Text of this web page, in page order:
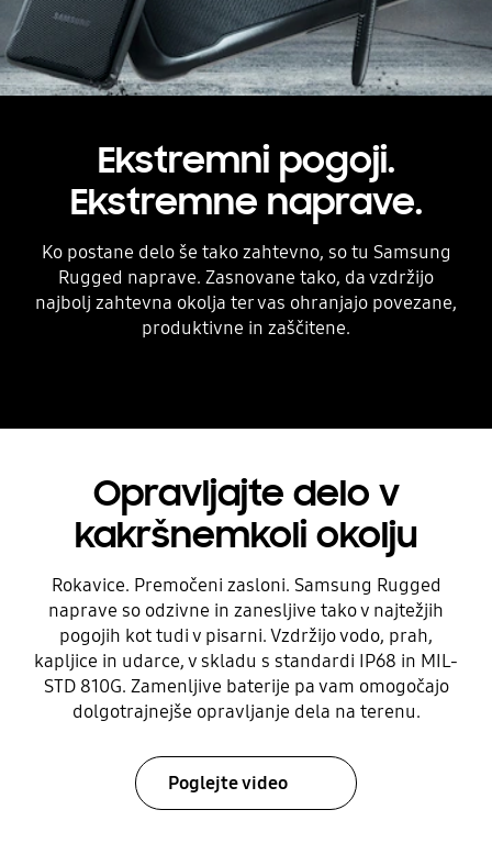
Ekstremni pogoji.
Ekstremne naprave.
Ko postane delo še tako zahtevno, so tu Samsung
Rugged naprave. Zasnovane tako, da vzdržijo
najbolj zahtevna okolja ter vas ohranjajo povezane,
produktivne in zaščitene.
Opravljajte delo v
kakršnemkoli okolju
Rokavice. Premočeni zasloni. Samsung Rugged
naprave so odzivne in zanesljive tako v najtežjih
pogojih kot tudi v pisarni. Vzdržijo vodo, prah,
kapljice in udarce, v skladu s standardi IP68 in MIL-
STD 810G. Zamenljive baterije pa vam omogočajo
dolgotrajnejše opravljanje dela na terenu.
Poglejte video